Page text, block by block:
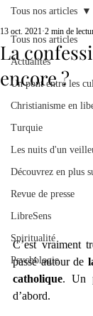
Tous nos articles
Actualités
Un pont entre les
Christianisme en
Turquie
Les nuits d'un
Découvrez en plus
Revue de presse
LibreSens
Spiritualité
Psychologie
Tous nos articles
La
encore ?
13 oct. 2021 2 min de
C’est vraiment
passé autour de
catholique. Un
d’abord.